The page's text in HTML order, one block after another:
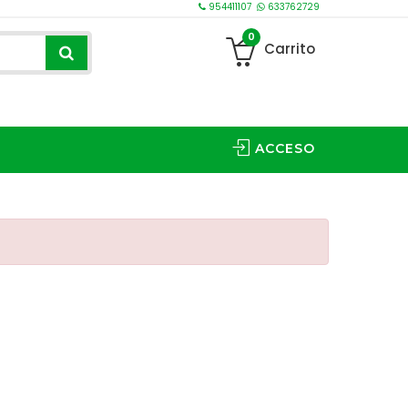
954411107 633762729
0
Carrito
ACCESO